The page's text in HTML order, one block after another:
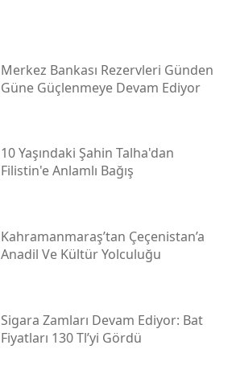
Merkez Bankası Rezervleri Günden
Güne Güçlenmeye Devam Ediyor
10 Yaşındaki Şahin Talha'dan
Filistin'e Anlamlı Bağış
Kahramanmaraş’tan Çeçenistan’a
Anadil Ve Kültür Yolculuğu
Sigara Zamları Devam Ediyor: Bat
Fiyatları 130 Tl’yi Gördü